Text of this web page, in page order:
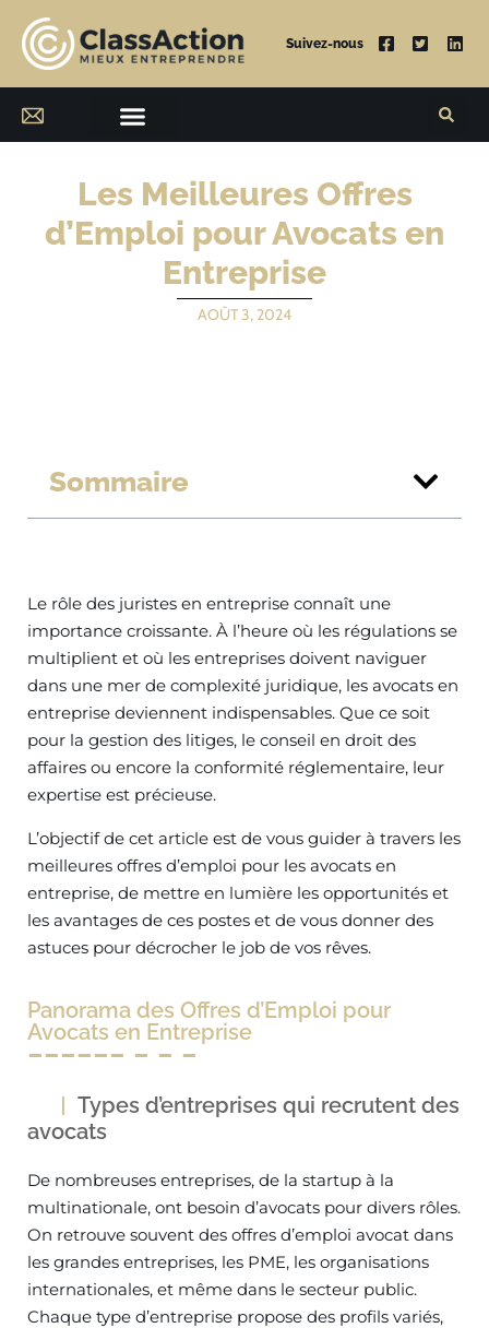
Suivez-nous
Les Meilleures Offres
d’Emploi pour Avocats en
Entreprise
AOÛT 3, 2024
Sommaire
Le rôle des juristes en entreprise connaît une
importance croissante. À l’heure où les régulations se
multiplient et où les entreprises doivent naviguer
dans une mer de complexité juridique, les avocats en
entreprise deviennent indispensables. Que ce soit
pour la gestion des litiges, le conseil en droit des
affaires ou encore la conformité réglementaire, leur
expertise est précieuse.
L’objectif de cet article est de vous guider à travers les
meilleures offres d’emploi pour les avocats en
entreprise, de mettre en lumière les opportunités et
les avantages de ces postes et de vous donner des
astuces pour décrocher le job de vos rêves.
Panorama des Offres d’Emploi pour
Avocats en Entreprise
Types d’entreprises qui recrutent des
avocats
De nombreuses entreprises, de la startup à la
multinationale, ont besoin d’avocats pour divers rôles.
On retrouve souvent des offres d’emploi avocat dans
les grandes entreprises, les PME, les organisations
internationales, et même dans le secteur public.
Chaque type d’entreprise propose des profils variés,